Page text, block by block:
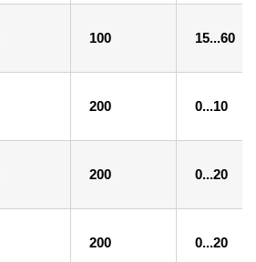
100 15...60
200 0...10
200 0...20
200 0...20